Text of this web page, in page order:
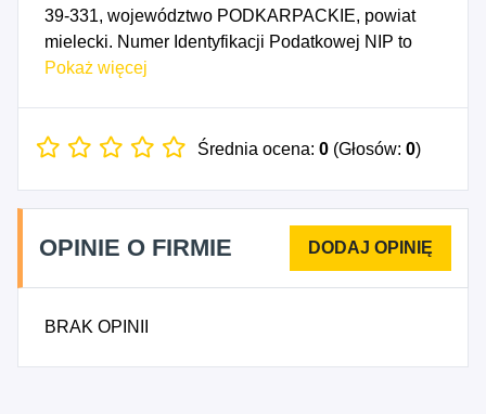
39-331, województwo PODKARPACKIE, powiat
mielecki. Numer Identyfikacji Podatkowej NIP to
8171832349, a numer identyfikacyjny REGON dla
na dzień 20/05/2026. Wybrane kody PKD to: 4399Z
Pokaż więcej
Średnia ocena: 0 (Głosów: 0)
OPINIE O FIRMIE
BRAK OPINII